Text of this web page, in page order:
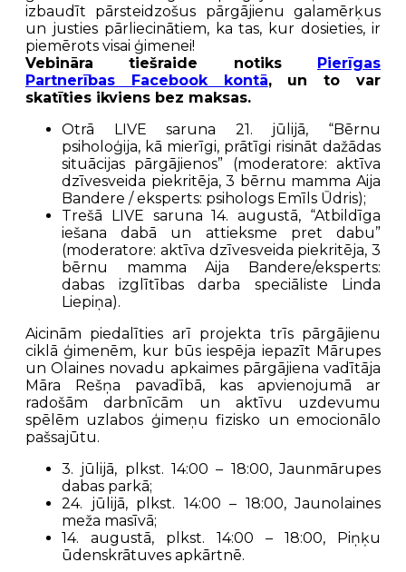
izbaudīt pārsteidzošus pārgājienu galamērķus
un justies pārliecinātiem, ka tas, kur dosieties, ir
piemērots visai ģimenei!
Vebināra tiešraide notiks Pierīgas
Partnerības Facebook kontā, un to var
skatīties ikviens bez maksas.
Otrā LIVE saruna 21. jūlijā, “Bērnu
psiholoģija, kā mierīgi, prātīgi risināt dažādas
situācijas pārgājienos” (moderatore: aktīva
dzīvesveida piekritēja, 3 bērnu mamma Aija
Bandere / eksperts: psihologs Emīls Ūdris);
Trešā LIVE saruna 14. augustā, “Atbildīga
iešana dabā un attieksme pret dabu”
(moderatore: aktīva dzīvesveida piekritēja, 3
bērnu mamma Aija Bandere/eksperts:
dabas izglītības darba speciāliste Linda
Liepiņa).
Aicinām piedalīties arī projekta trīs pārgājienu
ciklā ģimenēm, kur būs iespēja iepazīt Mārupes
un Olaines novadu apkaimes pārgājiena vadītāja
Māra Rešņa pavadībā, kas apvienojumā ar
radošām darbnīcām un aktīvu uzdevumu
spēlēm uzlabos ģimeņu fizisko un emocionālo
pašsajūtu.
3. jūlijā, plkst. 14:00 – 18:00, Jaunmārupes
dabas parkā;
24. jūlijā, plkst. 14:00 – 18:00, Jaunolaines
meža masīvā;
14. augustā, plkst. 14:00 – 18:00, Piņķu
ūdenskrātuves apkārtnē.